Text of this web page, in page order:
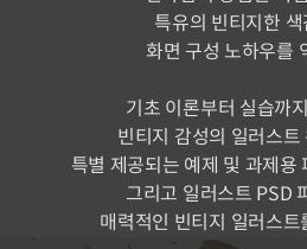
특유의 빈티지한
화면 구성 노하우를
기초 이론부터 실습까
빈티지 감성의 일러스트
특별 제공되는 예제 및 과제용
그리고 일러스트 PSD
매력적인 빈티지 일러스트